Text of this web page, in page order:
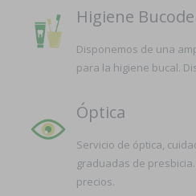
Higiene
Disponemos de una
para la higiene bucal.
Óptica
Servicio de óptica,
graduadas de
precios.